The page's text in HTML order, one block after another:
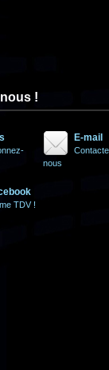
!
E-mail
nous
TDV !